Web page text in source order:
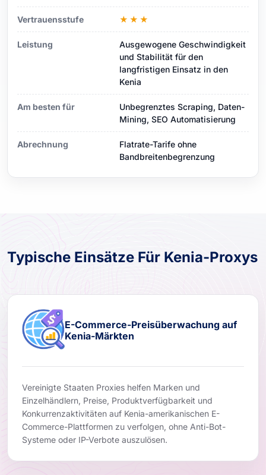
Vertrauensstufe ★★★
Leistung
Ausgewogene Geschwindigkeit
und Stabilität für den
langfristigen Einsatz in den
Kenia
Am besten für
Unbegrenztes Scraping, Daten-
Mining, SEO Automatisierung
Abrechnung
Flatrate-Tarife ohne
Bandbreitenbegrenzung
Typische Einsätze Für Kenia-Proxys
E-Commerce-Preisüberwachung auf
Kenia-Märkten
Vereinigte Staaten Proxies helfen Marken und
Einzelhändlern, Preise, Produktverfügbarkeit und
Konkurrenzaktivitäten auf Kenia-amerikanischen E-
Commerce-Plattformen zu verfolgen, ohne Anti-Bot-
Systeme oder IP-Verbote auszulösen.